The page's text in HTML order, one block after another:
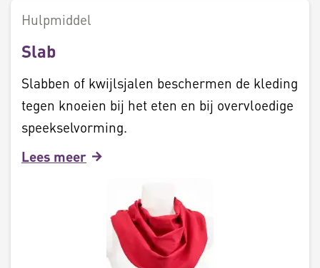
Hulpmiddel
Slab
Slabben of kwijlsjalen beschermen de kleding
tegen knoeien bij het eten en bij overvloedige
speekselvorming.
Lees meer